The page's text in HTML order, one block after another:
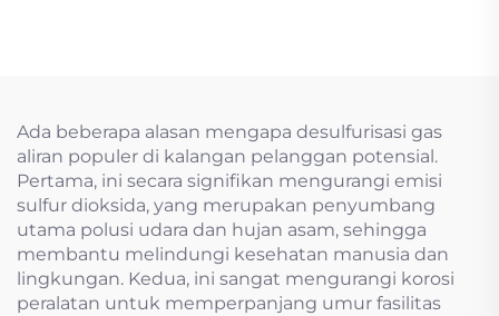
Ada beberapa alasan mengapa desulfurisasi gas
aliran populer di kalangan pelanggan potensial.
Pertama, ini secara signifikan mengurangi emisi
sulfur dioksida, yang merupakan penyumbang
utama polusi udara dan hujan asam, sehingga
membantu melindungi kesehatan manusia dan
lingkungan. Kedua, ini sangat mengurangi korosi
peralatan untuk memperpanjang umur fasilitas